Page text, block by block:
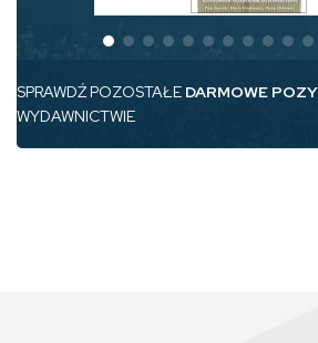
SPRAWDŹ POZOSTAŁE DARMOWE
WYDAWNICTWIE